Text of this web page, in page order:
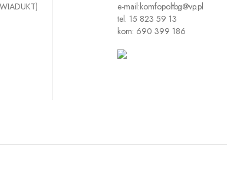
e-mail:komfopoltbg@vp.pl
tel. 15 823 59 13
kom: 690 399 186